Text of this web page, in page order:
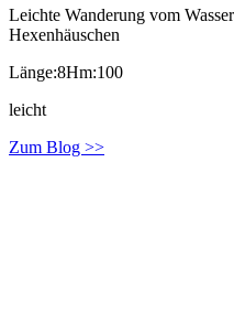
Leichte Wanderung vom
Hexenhäuschen
Länge:8Hm:100
leicht
Zum Blog >>